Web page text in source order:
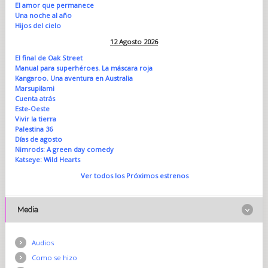
El amor que permanece
Una noche al año
Hijos del cielo
12 Agosto 2026
El final de Oak Street
Manual para superhéroes. La máscara roja
Kangaroo. Una aventura en Australia
Marsupilami
Cuenta atrás
Este-Oeste
Vivir la tierra
Palestina 36
Días de agosto
Nimrods: A green day comedy
Katseye: Wild Hearts
Ver todos los Próximos estrenos
Media
Audios
Como se hizo